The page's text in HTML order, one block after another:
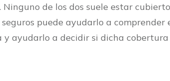
de los dos suele estar
puede ayudarlo a comprender
y ayudarlo a decidir si dicha